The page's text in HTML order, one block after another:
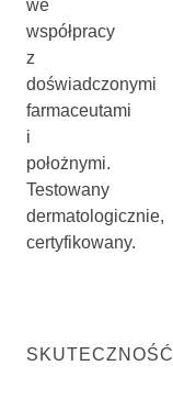
we
współpracy
z
doświadczonymi
farmaceutami
i
położnymi.
Testowany
dermatologicznie,
certyfikowany.
SKUTECZNOŚĆ